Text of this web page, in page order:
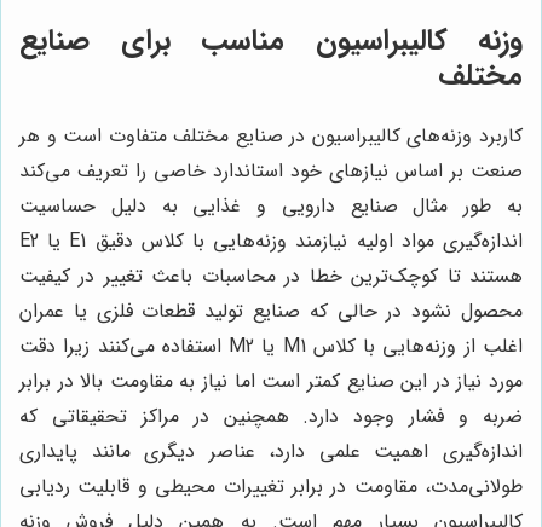
وزنه کالیبراسیون مناسب برای صنایع
مختلف
کاربرد وزنه‌های کالیبراسیون در صنایع مختلف متفاوت است و هر
صنعت بر اساس نیازهای خود استاندارد خاصی را تعریف می‌کند
به طور مثال صنایع دارویی و غذایی به دلیل حساسیت
اندازه‌گیری مواد اولیه نیازمند وزنه‌هایی با کلاس دقیق E1 یا E2
هستند تا کوچک‌ترین خطا در محاسبات باعث تغییر در کیفیت
محصول نشود در حالی که صنایع تولید قطعات فلزی یا عمران
اغلب از وزنه‌هایی با کلاس M1 یا M2 استفاده می‌کنند زیرا دقت
مورد نیاز در این صنایع کمتر است اما نیاز به مقاومت بالا در برابر
ضربه و فشار وجود دارد. همچنین در مراکز تحقیقاتی که
اندازه‌گیری اهمیت علمی دارد، عناصر دیگری مانند پایداری
طولانی‌مدت، مقاومت در برابر تغییرات محیطی و قابلیت ردیابی